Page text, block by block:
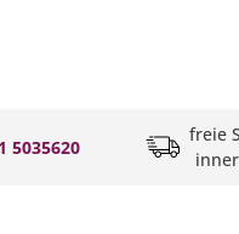
5035620
freie